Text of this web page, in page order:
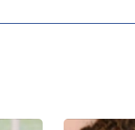
БИРОБИДЖАН
УЧАЛЫ